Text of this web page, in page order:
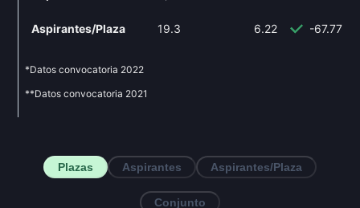
Aspirantes/Plaza 19.3 6.22 -67.77%
*Datos convocatoria 2022
**Datos convocatoria 2021
Plazas Aspirantes Aspirantes/Plaza
Conjunto